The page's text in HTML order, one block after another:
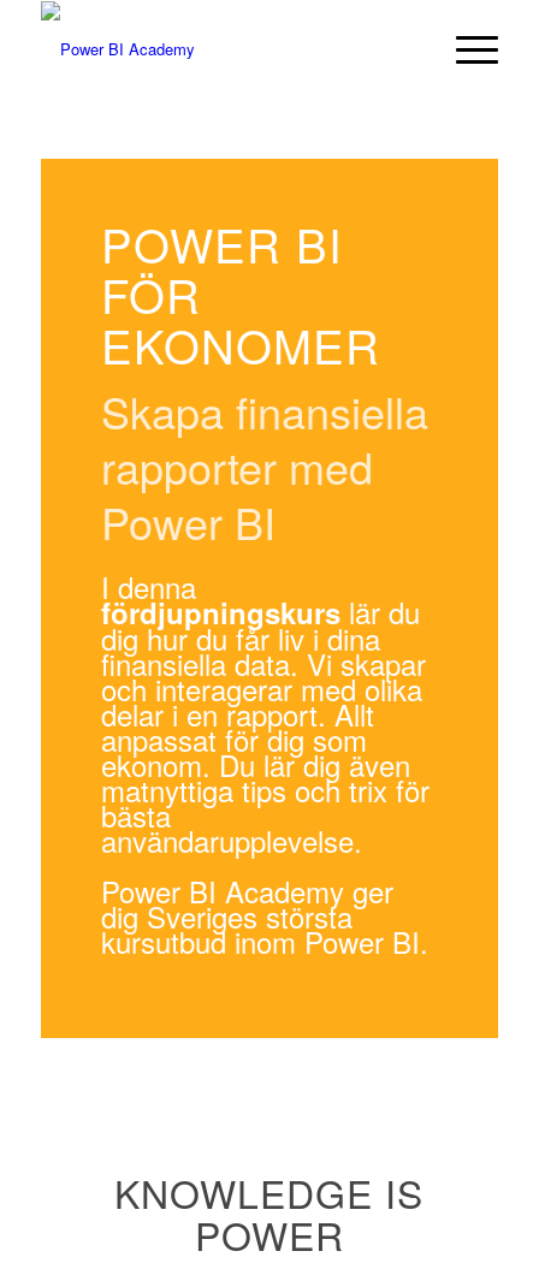
POWER BI
FÖR
EKONOMER
Skapa finansiella
rapporter med
Power BI
I denna
fördjupningskurslär du
dig hur du får liv i dina
finansiella data. Vi skapar
och interagerar med olika
delar i en rapport. Allt
anpassat för dig som
ekonom. Du lär dig även
matnyttiga tips och trix för
bästa
användarupplevelse.
Power BI Academy ger
dig Sveriges största
kursutbud inom Power BI.
KNOWLEDGE IS
POWER